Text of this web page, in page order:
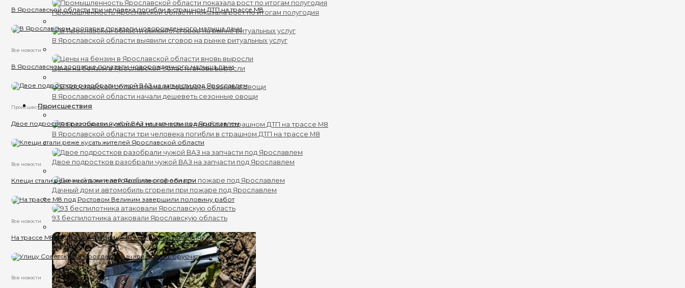
Промышленность Ярославской области показала рост по итогам полугодия
В Ярославской области выявили сговор на рынке ритуальных услуг
Цены на бензин в Ярославской области вновь выросли
В Ярославской области начали дешеветь сезонные овощи
Происшествия
В Ярославской области три человека погибли в страшном ДТП на трассе М8
Двое подростков разобрали чужой ВАЗ на запчасти под Ярославлем
Дачный дом и автомобиль сгорели при пожаре под Ярославлем
93 беспилотника атаковали Ярославскую область
В Ярославской области три человека погибли в страшном ДТП на трассе М8
Все новости
В Ярославском зоопарке показали новорожденного малыша лани
Происшествия
Двое подростков разобрали чужой ВАЗ на запчасти под Ярославлем
Все новости
Клещи стали реже кусать жителей Ярославской области
Все новости
На трассе М8 под Ростовом Великим завершили половину работ
Все новости